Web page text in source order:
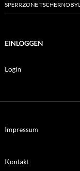
SPERRZONE TSCHERNOBYL
EINLOGGEN
Login
Impressum
Kontakt